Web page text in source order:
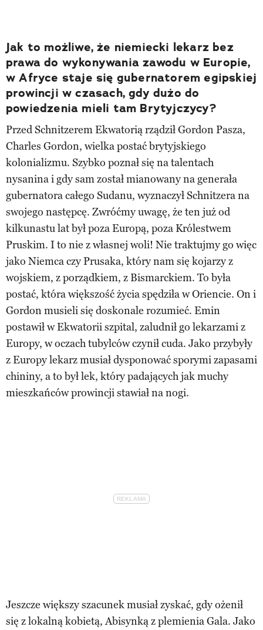
Jak to możliwe, że niemiecki lekarz bez
prawa do wykonywania zawodu w Europie,
w Afryce staje się gubernatorem egipskiej
prowincji w czasach, gdy dużo do
powiedzenia mieli tam Brytyjczycy?
Przed Schnitzerem Ekwatorią rządził Gordon Pasza,
Charles Gordon, wielka postać brytyjskiego
kolonializmu. Szybko poznał się na talentach
nysanina i gdy sam został mianowany na generała
gubernatora całego Sudanu, wyznaczył Schnitzera na
swojego następcę. Zwróćmy uwagę, że ten już od
kilkunastu lat był poza Europą, poza Królestwem
Pruskim. I to nie z własnej woli! Nie traktujmy go więc
jako Niemca czy Prusaka, który nam się kojarzy z
wojskiem, z porządkiem, z Bismarckiem. To była
postać, która większość życia spędziła w Oriencie. On i
Gordon musieli się doskonale rozumieć. Emin
postawił w Ekwatorii szpital, zaludnił go lekarzami z
Europy, w oczach tubylców czynił cuda. Jako przybyły
z Europy lekarz musiał dysponować sporymi zapasami
chininy, a to był lek, który padających jak muchy
mieszkańców prowincji stawiał na nogi.
Jeszcze większy szacunek musiał zyskać, gdy ożenił
się z lokalną kobietą, Abisynką z plemienia Gala. Jako